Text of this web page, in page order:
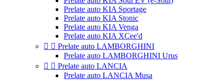
Prelate auto KIA Sportage
Prelate auto KIA Stonic
Prelate auto KIA Venga
Prelate auto KIA XCee'd
  Prelate auto LAMBORGHINI
Prelate auto LAMBORGHINI Urus
  Prelate auto LANCIA
Prelate auto LANCIA Musa